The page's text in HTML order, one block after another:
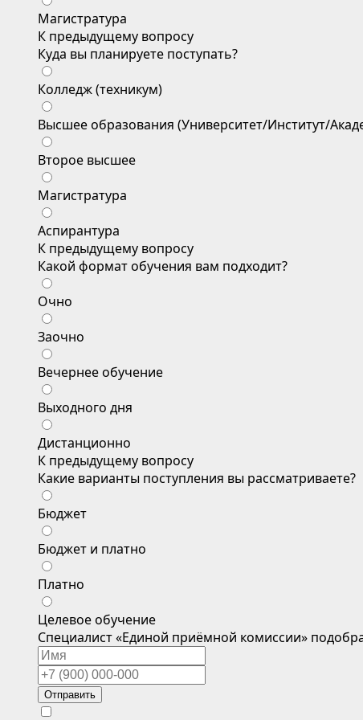
Магистратура
К предыдущему вопросу
Куда вы планируете поступать?
Колледж (техникум)
Высшее образования (Университет/Институт/
Второе высшее
Магистратура
Аспирантура
К предыдущему вопросу
Какой формат обучения вам подходит?
Очно
Заочно
Вечернее обучение
Выходного дня
Дистанционно
К предыдущему вопросу
Какие варианты поступления вы рассматриваете?
Бюджет
Бюджет и платно
Платно
Целевое обучение
Специалист «Единой приёмной комиссии»
Отправить